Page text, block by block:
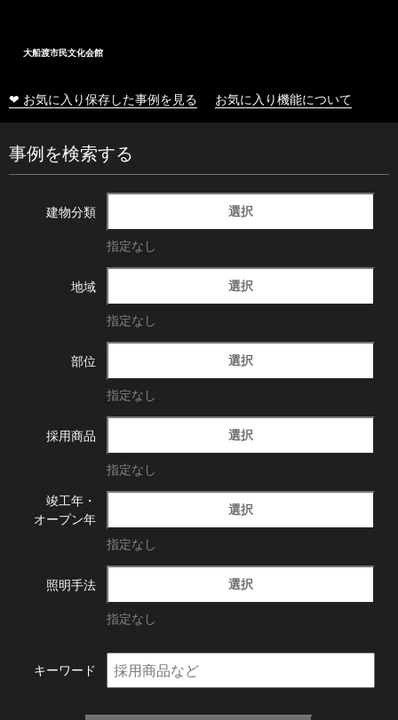
大船渡市民文化会館
❤ お気に入り保存した事例を見る お気に入り機能について
事例を検索する
建物分類 選択
指定なし
地域 選択
指定なし
部位 選択
指定なし
採用商品 選択
指定なし
竣工年・
オープン年
選択
指定なし
照明手法 選択
指定なし
キーワード